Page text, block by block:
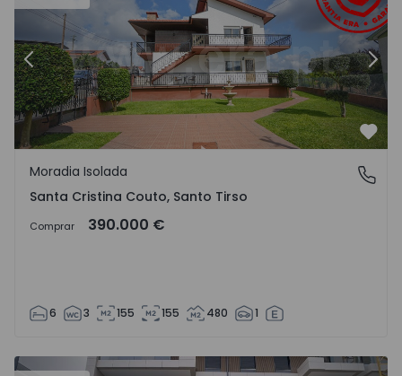
Anterior
Santa Cristina Couto, Santo Tirso
Moradia Isolada
Santa Cristina Couto, Santo Tirso
Comprar 390.000 €
6 3 155 155 480 1